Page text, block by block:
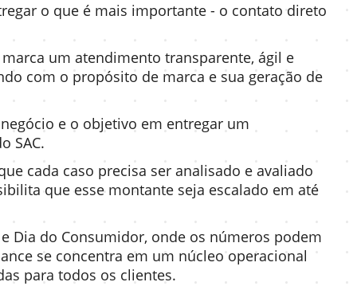
o que é mais importante - o contato direto
um atendimento transparente, ágil e
com o propósito de marca e sua geração de
e o objetivo em entregar um
SAC.
cada caso precisa ser analisado e avaliado
que esse montante seja escalado em até
Dia do Consumidor, onde os números podem
se concentra em um núcleo operacional
para todos os clientes.